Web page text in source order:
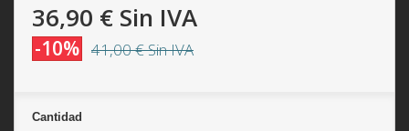
36,90 € Sin IVA
-10% 41,00 €Sin IVA
Cantidad